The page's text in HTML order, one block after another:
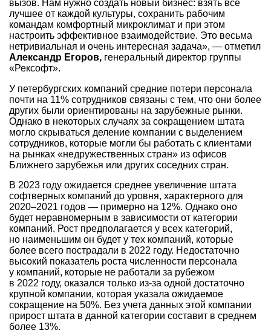
вызов. Нам нужно создать новый бизнес: взять все
лучшее от каждой культуры, сохранить рабочим
командам комфортный микроклимат и при этом
настроить эффективное взаимодействие. Это весьма
нетривиальная и очень интересная задача», — отметил
Александр Егоров, генеральный директор группы
«Рексофт».
У петербургских компаний средние потери персонала
почти на 11% сотрудников связаны с тем, что они более
других были ориентированы на зарубежные рынки.
Однако в некоторых случаях за сокращением штата
могло скрываться деление компании с выделением
сотрудников, которые могли бы работать с клиентами
на рынках «недружественных стран» из офисов
Ближнего зарубежья или других соседних стран.
В 2023 году ожидается среднее увеличение штата
софтверных компаний до уровня, характерного для
2020–2021 годов — примерно на 12%. Однако оно
будет неравномерным в зависимости от категории
компаний. Рост предполагается у всех категорий,
но наименьшим он будет у тех компаний, которые
более всего пострадали в 2022 году. Недостаточно
высокий показатель роста численности персонала
у компаний, которые не работали за рубежом
в 2022 году, оказался только из-за одной достаточно
крупной компании, которая указала ожидаемое
сокращение на 50%. Без учета данных этой компании
прирост штата в данной категории составит в среднем
более 13%.